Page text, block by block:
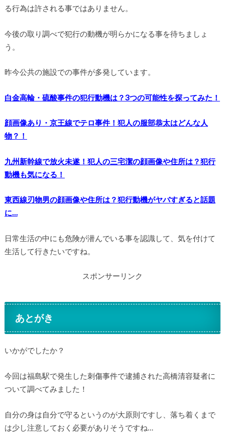
る行為は許される事ではありません。
今後の取り調べで犯行の動機が明らかになる事を待ちましょ
う。
昨今公共の施設での事件が多発しています。
白金高輪・硫酸事件の犯行動機は？3つの可能性を探ってみた！
顔画像あり・京王線でテロ事件！犯人の服部恭太はどんな人
物？！
九州新幹線で放火未遂！犯人の三宅潔の顔画像や住所は？犯行
動機も気になる！
東西線刃物男の顔画像や住所は？犯行動機がヤバすぎると話題
に…
日常生活の中にも危険が潜んでいる事を認識して、気を付けて
生活して行きたいですね。
スポンサーリンク
あとがき
いかがでしたか？
今回は福島駅で発生した刺傷事件で逮捕された高橋清容疑者に
ついて調べてみました！
自分の身は自分で守るというのが大原則ですし、落ち着くまで
は少し注意しておく必要がありそうですね…